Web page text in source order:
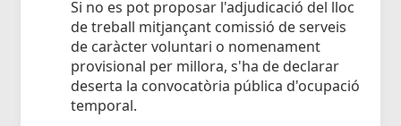
Si no es pot proposar l'adjudicació del lloc
de treball mitjançant comissió de serveis
de caràcter voluntari o nomenament
provisional per millora, s'ha de declarar
deserta la convocatòria pública d'ocupació
temporal.